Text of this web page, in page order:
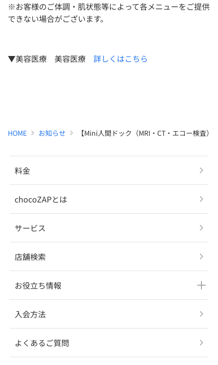
※お客様のご体調・肌状態等によって各メニューをご提供
できない場合がございます。
▼美容医療 美容医療 詳しくはこちら
HOME お知らせ 【Mini人間ドック（MRI・CT・エコー検査
料金
chocoZAPとは
サービス
店舗検索
お役立ち情報
入会方法
よくあるご質問